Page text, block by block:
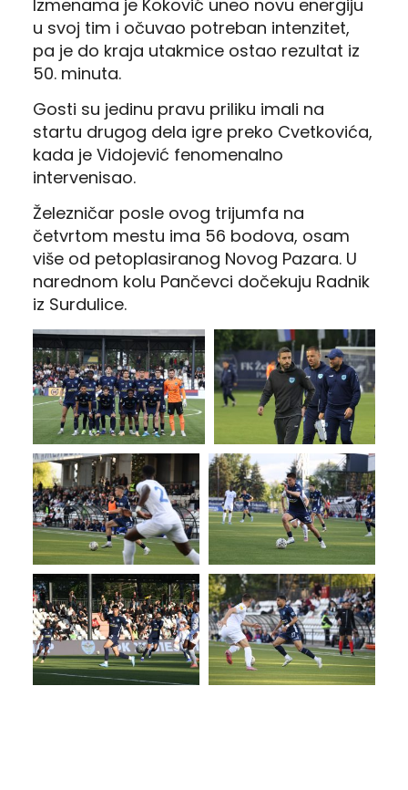
Izmenama je Koković uneo novu energiju
u svoj tim i očuvao potreban intenzitet,
pa je do kraja utakmice ostao rezultat iz
50. minuta.
Gosti su jedinu pravu priliku imali na
startu drugog dela igre preko Cvetkovića,
kada je Vidojević fenomenalno
intervenisao.
Železničar posle ovog trijumfa na
četvrtom mestu ima 56 bodova, osam
više od petoplasiranog Novog Pazara. U
narednom kolu Pančevci dočekuju Radnik
iz Surdulice.